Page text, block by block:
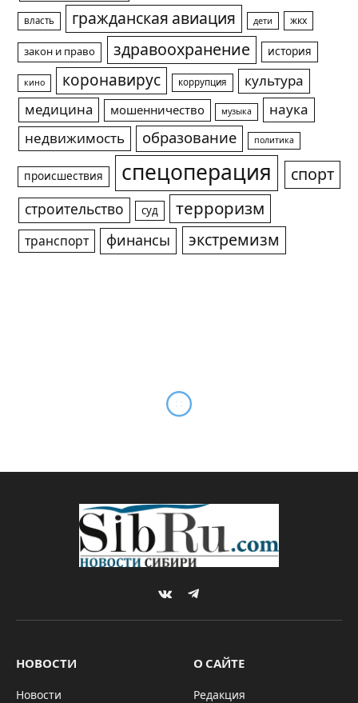
власть гражданская авиация дети жкх
закон и право здравоохранение история
кино коронавирус коррупция
культура
медицина
мошенничество музыка
наука
недвижимость
образование политика
происшествия спецоперация спорт
строительство суд терроризм
транспорт финансы экстремизм
VKontakteTelegram
НОВОСТИ
Новости
О САЙТЕ
Редакция